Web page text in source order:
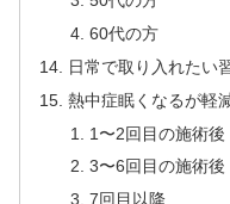
60代の方
日常で取り入れたい
熱中症眠くなるが軽
1〜2回目の施術後
3〜6回目の施術後
7回目以降